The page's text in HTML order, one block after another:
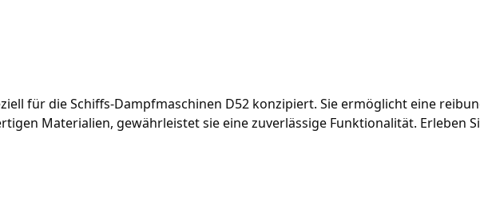
für die Schiffs-Dampfmaschinen D52 konzipiert. Sie ermöglicht eine
Materialien, gewährleistet sie eine zuverlässige Funktionalität. Erleben